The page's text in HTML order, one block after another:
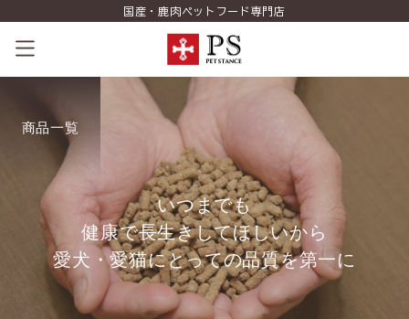
国産・鹿肉ペットフード専門店
ペットスタンスの歴史
コンセプト
商品一覧
コラム（PETSTANCE LIFE）
お知らせ
商品一覧
いつまでも
健康で長生きしてほしいから
愛犬 ・愛猫にとっての品質を第一に